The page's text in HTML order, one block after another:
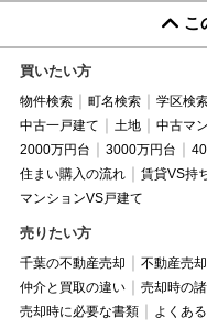
こ
買いたい方
物件検索 町名検索 学区検
中古一戸建て
土地 中古マ
2000万円台
3000万円台
住まい購入の流れ
賃貸VS持
マンションVS戸建て
売りたい方
千葉の不動産売却 不動産売
仲介と買取の違い
売却時の
売却時に必要な書類
よくあ